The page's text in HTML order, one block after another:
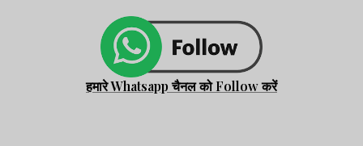
हमारे Whatsapp चैनल को Follow करें